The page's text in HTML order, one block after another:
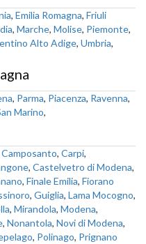
, Emilia Romagna, Friuli
, Marche, Molise, Piemonte,
Alto Adige, Umbria,
, Parma, Piacenza, Ravenna,
Marino,
Camposanto, Carpi,
, Castelvetro di Modena,
, Finale Emilia, Fiorano
, Guiglia, Lama Mocogno,
, Mirandola, Modena,
, Nonantola, Novi di Modena,
, Polinago, Prignano